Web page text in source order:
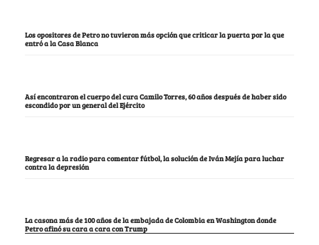
Los opositores de Petro no tuvieron más opción que criticar la puerta por la que
entró a la Casa Blanca
Así encontraron el cuerpo del cura Camilo Torres, 60 años después de haber sido
escondido por un general del Ejército
Regresar a la radio para comentar fútbol, la solución de Iván Mejía para luchar
contra la depresión
La casona más de 100 años de la embajada de Colombia en Washington donde
Petro afinó su cara a cara con Trump